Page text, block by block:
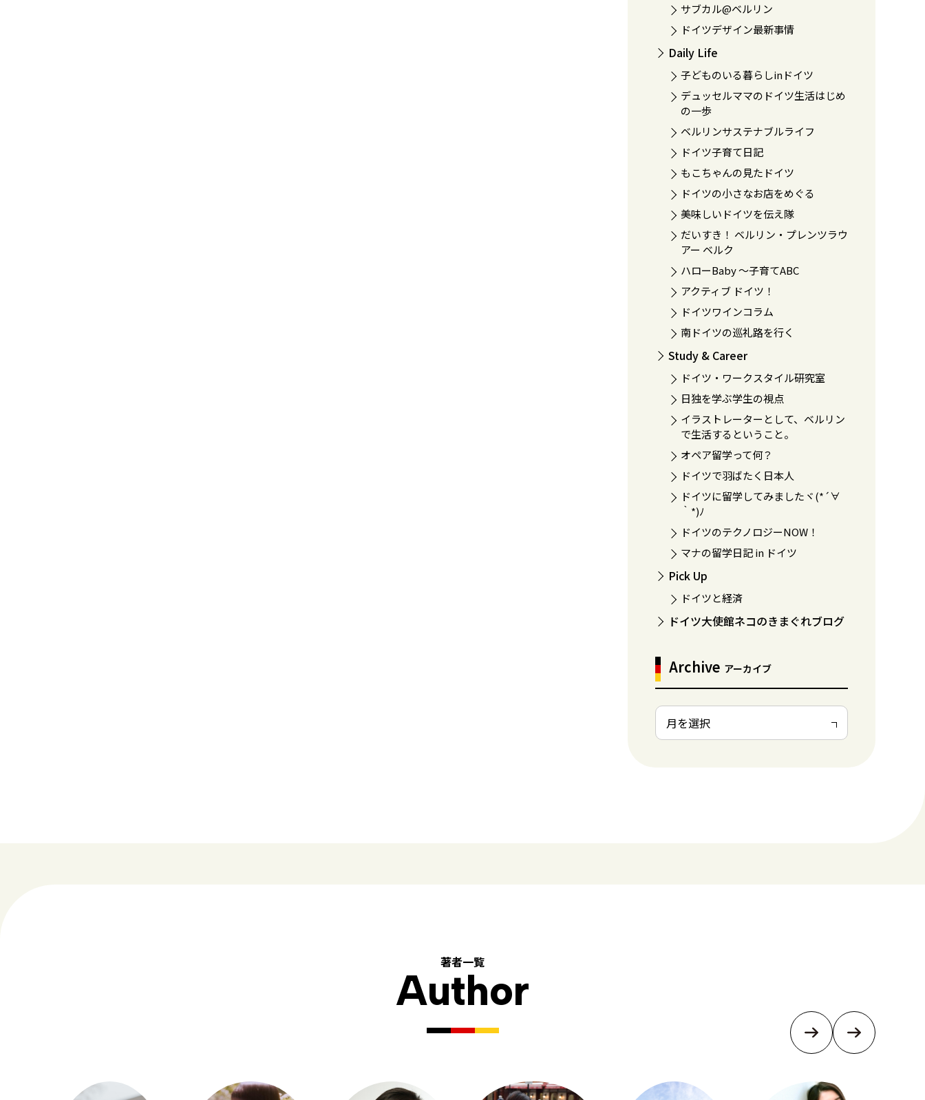
サブカル@ベルリン
ドイツデザイン最新事情
Daily Life
子どものいる暮らしinドイツ
デュッセルママのドイツ生活はじめ
の一歩
ベルリンサステナブルライフ
ドイツ子育て日記
もこちゃんの見たドイツ
ドイツの小さなお店をめぐる
美味しいドイツを伝え隊
だいすき！ ベルリン・プレンツラウ
アー ベルク
ハローBaby 〜子育てABC
アクティブ ドイツ！
ドイツワインコラム
南ドイツの巡礼路を行く
Study & Career
ドイツ・ワークスタイル研究室
日独を学ぶ学生の視点
イラストレーターとして、ベルリン
で生活するということ。
オペア留学って何？
ドイツで羽ばたく日本人
ドイツに留学してみましたヾ(*´∀
｀*)ﾉ
ドイツのテクノロジーNOW！
マナの留学日記 in ドイツ
Pick Up
ドイツと経済
ドイツ大使館ネコのきまぐれブログ
Archive アーカイブ
著者一覧
Author